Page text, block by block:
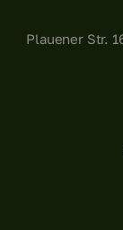
Plauener Str.